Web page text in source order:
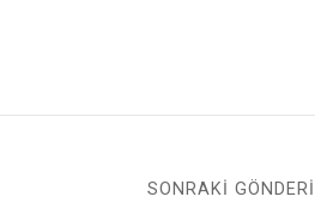
SONRAKI GÖNDERI